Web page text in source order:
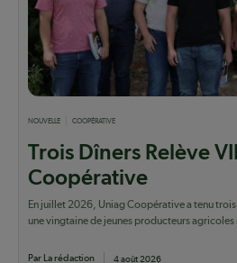
NOUVELLE COOPÉRATIVE
Trois Dîners Relève
Coopérative
En juillet 2026, Uniag Coopérative a tenu trois
une vingtaine de jeunes producteurs agricoles
Par La rédaction 4 août 2026